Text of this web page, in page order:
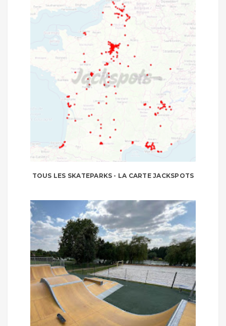
TOUS LES SKATEPARKS - LA CARTE JACKSPOTS